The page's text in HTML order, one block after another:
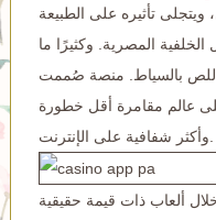
تأثيره على الطبيعة
المصرية. وكثيرًا ما
واللص بالسياط. منصة صُممت
عالم مقامرة أقل خطورة
ألعاب ذات قيمة حقيقية